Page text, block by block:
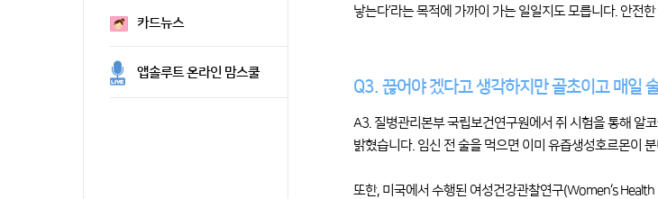
카드뉴스
앱솔루트 온라인 맘스쿨
낳는다’라는 목적에 가까이 가는 일일지도 모릅니다. 안전
Q3. 끊어야 겠다고 생각하지만 골초이고 매일
A3. 질병관리본부 국립보건연구원에서 쥐 시험을 통해 알
밝혔습니다. 임신 전 술을 먹으면 이미 유즙생성호르몬이
또한, 미국에서 수행된 여성건강관찰연구(Women‘s